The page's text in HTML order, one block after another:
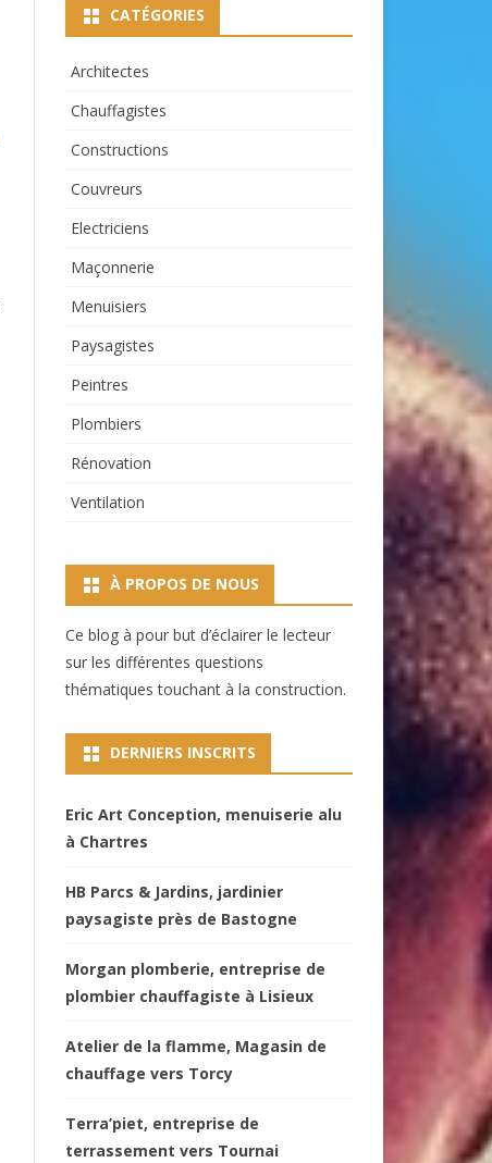
CATÉGORIES
Architectes
Chauffagistes
Constructions
Couvreurs
Electriciens
Maçonnerie
Menuisiers
Paysagistes
Peintres
Plombiers
Rénovation
Ventilation
À PROPOS DE NOUS
Ce blog à pour but d’éclairer le lecteur
sur les différentes questions
thématiques touchant à la construction.
DERNIERS INSCRITS
Eric Art Conception, menuiserie alu
à Chartres
HB Parcs & Jardins, jardinier
paysagiste près de Bastogne
Morgan plomberie, entreprise de
plombier chauffagiste à Lisieux
Atelier de la flamme, Magasin de
chauffage vers Torcy
Terra’piet, entreprise de
terrassement vers Tournai